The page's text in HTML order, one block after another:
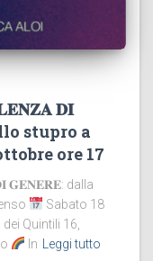
𝐃𝐈
stupro a
ore 17
𝐆𝐄𝐍𝐄𝐑𝐄: dalla
Sabato 18
Quintili 16,
In Leggi tutto